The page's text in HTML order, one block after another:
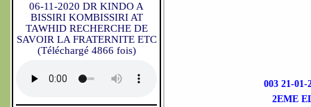
06-11-2020 DR KINDO A
BISSIRI KOMBISSIRI AT
TAWHID RECHERCHE DE
SAVOIR LA FRATERNITE ETC
(Téléchargé 4866 fois)
003 21-
2EME